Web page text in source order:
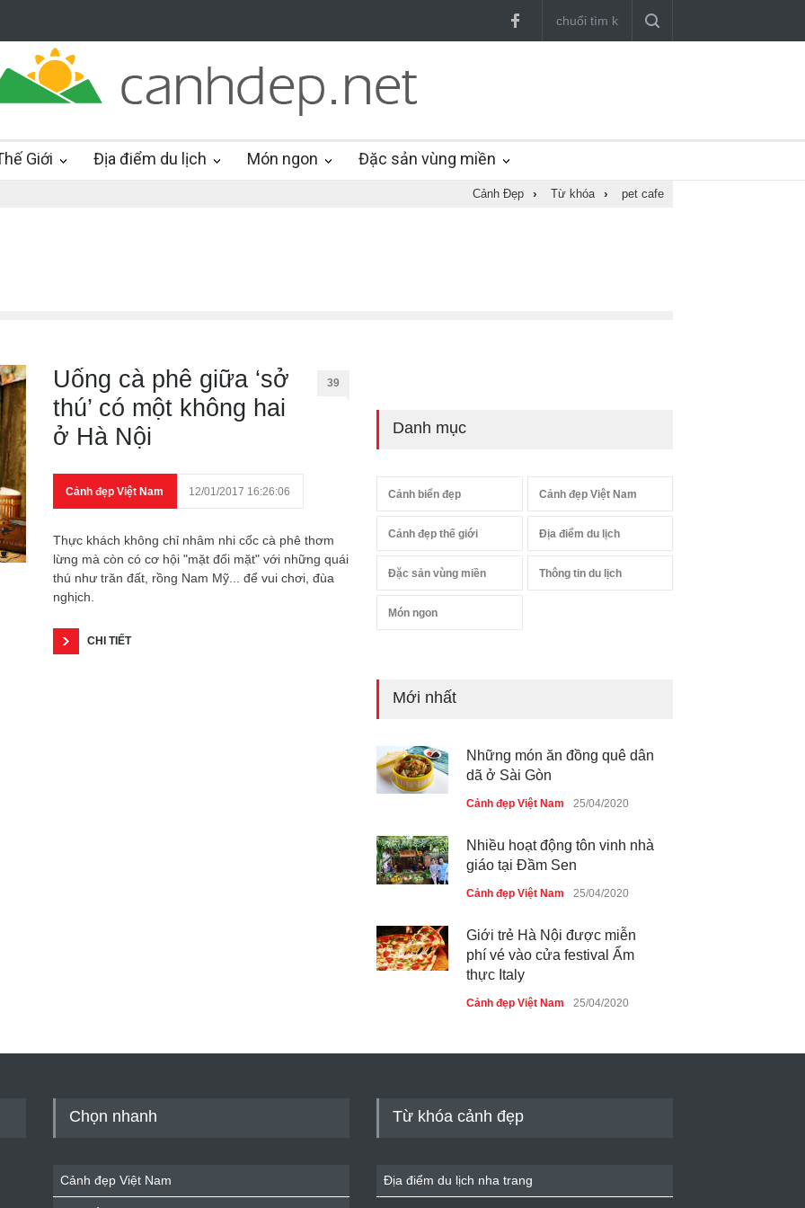
Giới Địa điểm du lịch Món ngon Đặc sản vùng miền
Cảnh Đẹp › Từ khóa › pet cafe
Uống cà phê giữa ‘sở
thú’ có một không hai
ở Hà Nội
39
Cảnh đẹp Việt Nam 12/01/2017 16:26:06
Thực khách không chỉ nhâm nhi cốc cà phê thơm
lừng mà còn có cơ hội "mặt đối mặt" với những quái
thú như trăn đất, rồng Nam Mỹ... để vui chơi, đùa
nghịch.
CHI TIẾT
Danh mục
Cảnh biển đẹp Cảnh đẹp Việt Nam
Cảnh đẹp thế giới Địa điểm du lịch
Đặc sản vùng miền Thông tin du lịch
Món ngon
Mới nhất
Những món ăn đồng quê dân
dã ở Sài Gòn
Cảnh đẹp Việt Nam 25/04/2020
Nhiều hoạt động tôn vinh nhà
giáo tại Đầm Sen
Cảnh đẹp Việt Nam 25/04/2020
Giới trẻ Hà Nội được miễn
phí vé vào cửa festival Ẩm
thực Italy
Cảnh đẹp Việt Nam 25/04/2020
Cảnh đẹp Việt Nam
Chọn nhanh
Cảnh đẹp Việt Nam
Từ khóa cảnh đẹp
Địa điểm du lịch nha trang